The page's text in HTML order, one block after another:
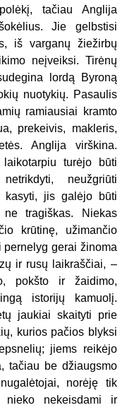
tačiau Anglija
Jie gelbstisi
iš varganų žiežirbų
neįveiksi. Tirėnų
lordą Byroną
nuotykių. Pasaulis
ramiausiai kramto
prekeivis, makleris,
Anglija virškina.
turėjo būti
neužgriūti
kasyti, jis galėjo būti
tragiškas. Niekas
krūtinę, užimančio
pernelyg gerai žinoma
ir rusų laikraščiai, –
pokšto ir žaidimo,
istorijų kamuolį.
jaukiai skaityti prie
kurios pačios blyksi
jiems reikėjo
tačiau be džiaugsmo
norėję tik
nieko nekeisdami ir